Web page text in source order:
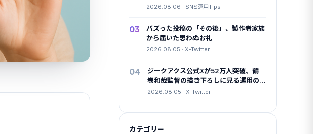
4.3万いいねが共感したX検索のクセ
2026.08.06 · SNS運用Tips
03
バズった投稿の「その後」、製作者家族
から届いた思わぬお礼
2026.08.05 · X-Twitter
04
ジークアクス公式Xが52万人突破、鶴
巻和哉監督の描き下ろしに見る運用の
本気度
2026.08.05 · X-Twitter
カテゴリー